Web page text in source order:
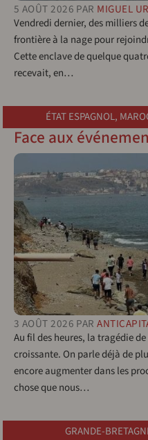
5 AOÛT 2026 PAR MIGUEL
Vendredi dernier, des milliers
frontière à la nage pour
Cette enclave de quelque
recevait, en…
ÉTAT ESPAGNOL,
Face aux
3 AOÛT 2026 PAR
Au fil des heures, la tragédie
croissante. On parle déjà de
encore augmenter dans les
chose que nous…
GRANDE-